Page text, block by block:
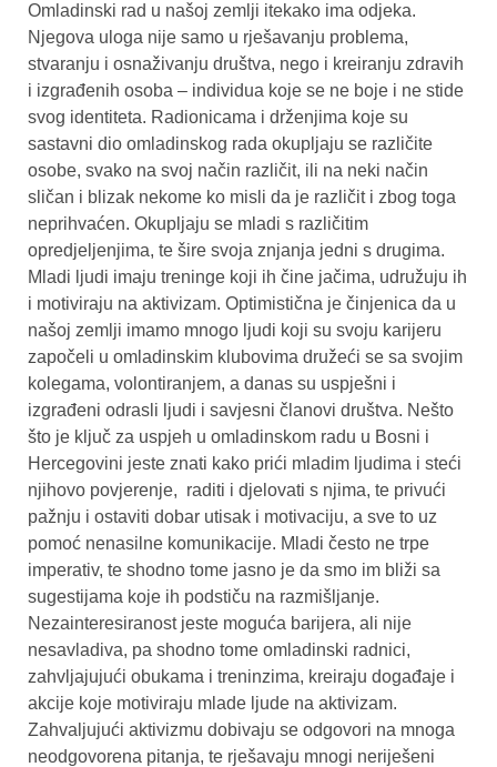
Omladinski rad u našoj zemlji itekako ima odjeka.
Njegova uloga nije samo u rješavanju problema,
stvaranju i osnaživanju društva, nego i kreiranju zdravih
i izgrađenih osoba – individua koje se ne boje i ne stide
svog identiteta. Radionicama i drženjima koje su
sastavni dio omladinskog rada okupljaju se različite
osobe, svako na svoj način različit, ili na neki način
sličan i blizak nekome ko misli da je različit i zbog toga
neprihvaćen. Okupljaju se mladi s različitim
opredjeljenjima, te šire svoja znjanja jedni s drugima.
Mladi ljudi imaju treninge koji ih čine jačima, udružuju ih
i motiviraju na aktivizam. Optimistična je činjenica da u
našoj zemlji imamo mnogo ljudi koji su svoju karijeru
započeli u omladinskim klubovima družeći se sa svojim
kolegama, volontiranjem, a danas su uspješni i
izgrađeni odrasli ljudi i savjesni članovi društva. Nešto
što je ključ za uspjeh u omladinskom radu u Bosni i
Hercegovini jeste znati kako prići mladim ljudima i steći
njihovo povjerenje, raditi i djelovati s njima, te privući
pažnju i ostaviti dobar utisak i motivaciju, a sve to uz
pomoć nenasilne komunikacije. Mladi često ne trpe
imperativ, te shodno tome jasno je da smo im bliži sa
sugestijama koje ih podstiču na razmišljanje.
Nezainteresiranost jeste moguća barijera, ali nije
nesavladiva, pa shodno tome omladinski radnici,
zahvljajujući obukama i treninzima, kreiraju događaje i
akcije koje motiviraju mlade ljude na aktivizam.
Zahvaljujući aktivizmu dobivaju se odgovori na mnoga
neodgovorena pitanja, te rješavaju mnogi neriješeni